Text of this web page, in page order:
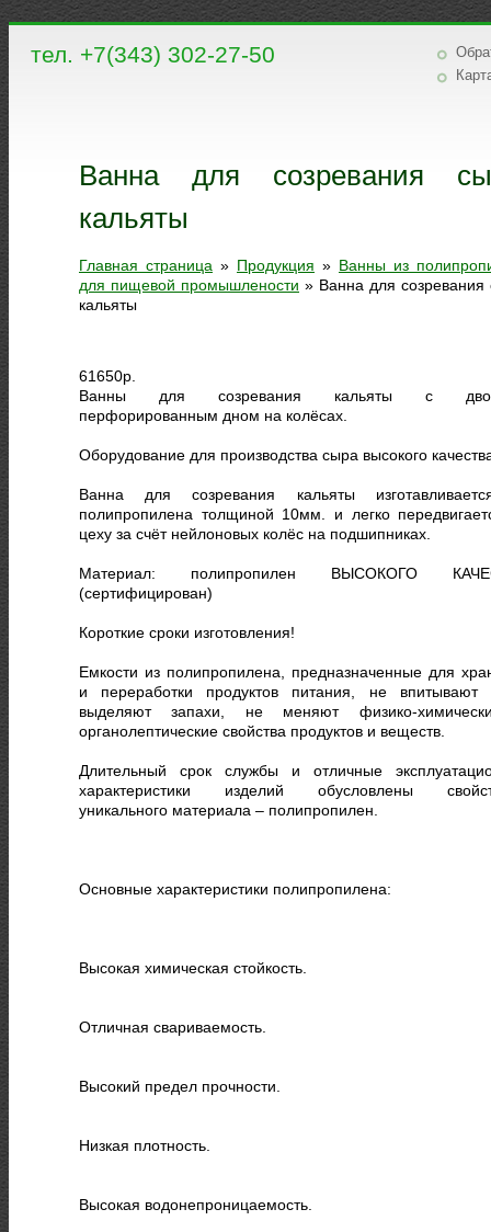
тел. +7(343) 302-27-50
Ванна для созревания
кальяты
Главная страница » Продукция » Ванны из
для пищевой промышлености » Ванна для созревания
кальяты
61650р.
Ванны для созревания кальяты с
перфорированным дном на колёсах.
Оборудование для производства сыра высокого
Ванна для созревания кальяты
полипропилена толщиной 10мм. и легко
цеху за счёт нейлоновых колёс на подшипниках.
Материал: полипропилен ВЫСОКОГО
(сертифицирован)
Короткие сроки изготовления!
Емкости из полипропилена, предназначенные для
и переработки продуктов питания, не
выделяют запахи, не меняют физико-
органолептические свойства продуктов и веществ.
Длительный срок службы и отличные
характеристики изделий обусловлены
уникального материала – полипропилен.
Основные характеристики полипропилена:
Высокая химическая стойкость.
Отличная свариваемость.
Высокий предел прочности.
Низкая плотность.
Высокая водонепроницаемость.